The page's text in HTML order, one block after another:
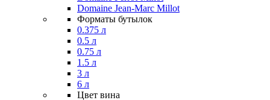
Domaine Jean-Marc Millot
Форматы бутылок
0.375 л
0.5 л
0.75 л
1.5 л
3 л
6 л
Цвет вина